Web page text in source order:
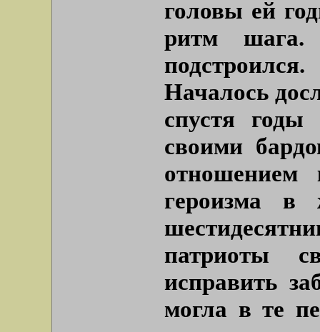
головы ей
ритм
Началось
спустя
своими
отношением
героизма в
патриоты
исправить
могла в те